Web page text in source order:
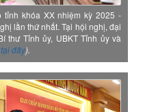
khóa XX nhiệm kỳ 2025 -
lần thứ nhất. Tại hội nghị, đại
thư Tỉnh ủy, UBKT Tỉnh ủy và
tại đây).